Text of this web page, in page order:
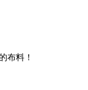
布料！